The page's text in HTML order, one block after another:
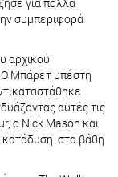
για πολλά
συμπεριφορά
αρχικού
Ο Μπάρετ υπέστη
αυτές τις
ο Nick Mason και
στα βάθη